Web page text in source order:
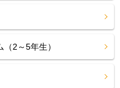
2～5年生）